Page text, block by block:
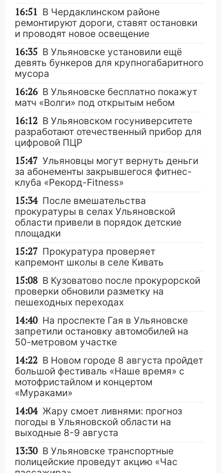
16:51 В Чердаклинском районе
ремонтируют дороги, ставят остановки
и проводят новое освещение
16:35 В Ульяновске установили ещё
девять бункеров для крупногабаритного
мусора
16:26 В Ульяновске бесплатно покажут
матч «Волги» под открытым небом
16:12 В Ульяновском госуниверситете
разработают отечественный прибор для
цифровой ПЦР
15:47 Ульяновцы могут вернуть деньги
за абонементы закрывшегося фитнес-
клуба «Рекорд-Fitness»
15:34 После вмешательства
прокуратуры в селах Ульяновской
области привели в порядок детские
площадки
15:27 Прокуратура проверяет
капремонт школы в селе Кивать
15:08 В Кузоватово после прокурорской
проверки обновили разметку на
пешеходных переходах
14:40 На проспекте Гая в Ульяновске
запретили остановку автомобилей на
50-метровом участке
14:22 В Новом городе 8 августа пройдет
большой фестиваль «Наше время» с
мотофристайлом и концертом
«Мураками»
14:04 Жару смоет ливнями: прогноз
погоды в Ульяновской области на
выходные 8-9 августа
13:30 В Ульяновске транспортные
полицейские проведут акцию «Час